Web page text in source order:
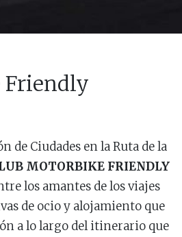
de Ciudades en la Ruta de la
MOTORBIKE FRIENDLY
los amantes de los viajes
de ocio y alojamiento que
a lo largo del itinerario que